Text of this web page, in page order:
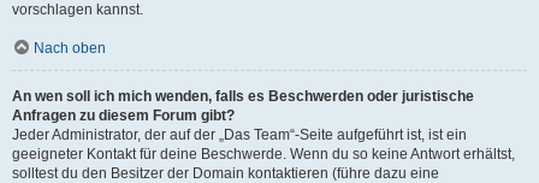
vorschlagen kannst.
Nach oben
An wen soll ich mich wenden, falls es Beschwerden oder juristische
Anfragen zu diesem Forum gibt?
Jeder Administrator, der auf der „Das Team“-Seite aufgeführt ist, ist ein
geeigneter Kontakt für deine Beschwerde. Wenn du so keine Antwort erhältst,
solltest du den Besitzer der Domain kontaktieren (führe dazu eine